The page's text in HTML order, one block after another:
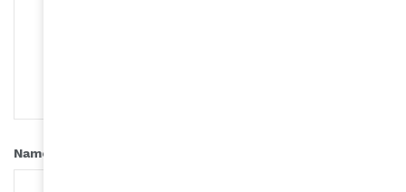
Name